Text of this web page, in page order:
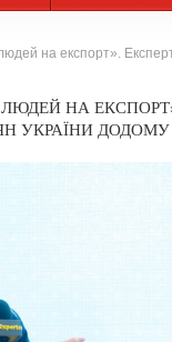
на експорт».
НА
УКРАЇНИ ДОДОМУ